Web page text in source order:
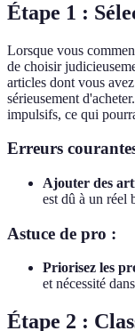
Étape 1 :
Lorsque vous
de choisir
articles dont vous
sérieusement
impulsifs, ce qui
Erreurs
Ajouter des
est dû à un réel
Astuce de pro :
Priorisez les
et nécessité
Étape 2 :